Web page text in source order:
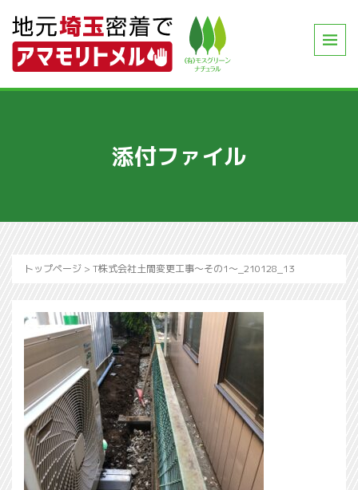
添付ファイル
トップページ > T株式会社土間変更工事～その1～_210128_13